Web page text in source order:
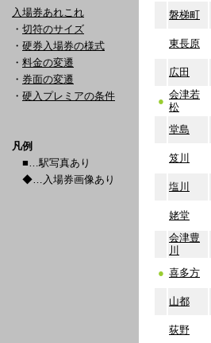
入場券あれこれ
・ 切符のサイズ
・ 硬券入場券の様式
・ 料金の変遷
・ 券面の変遷
・ 硬入プレミアの条件
凡例
■…駅写真あり
◆…入場券画像あり
磐梯町
東長原
広田
●
会津若
松
堂島
笈川
塩川
姥堂
会津豊
川
● 喜多方
山都
荻野